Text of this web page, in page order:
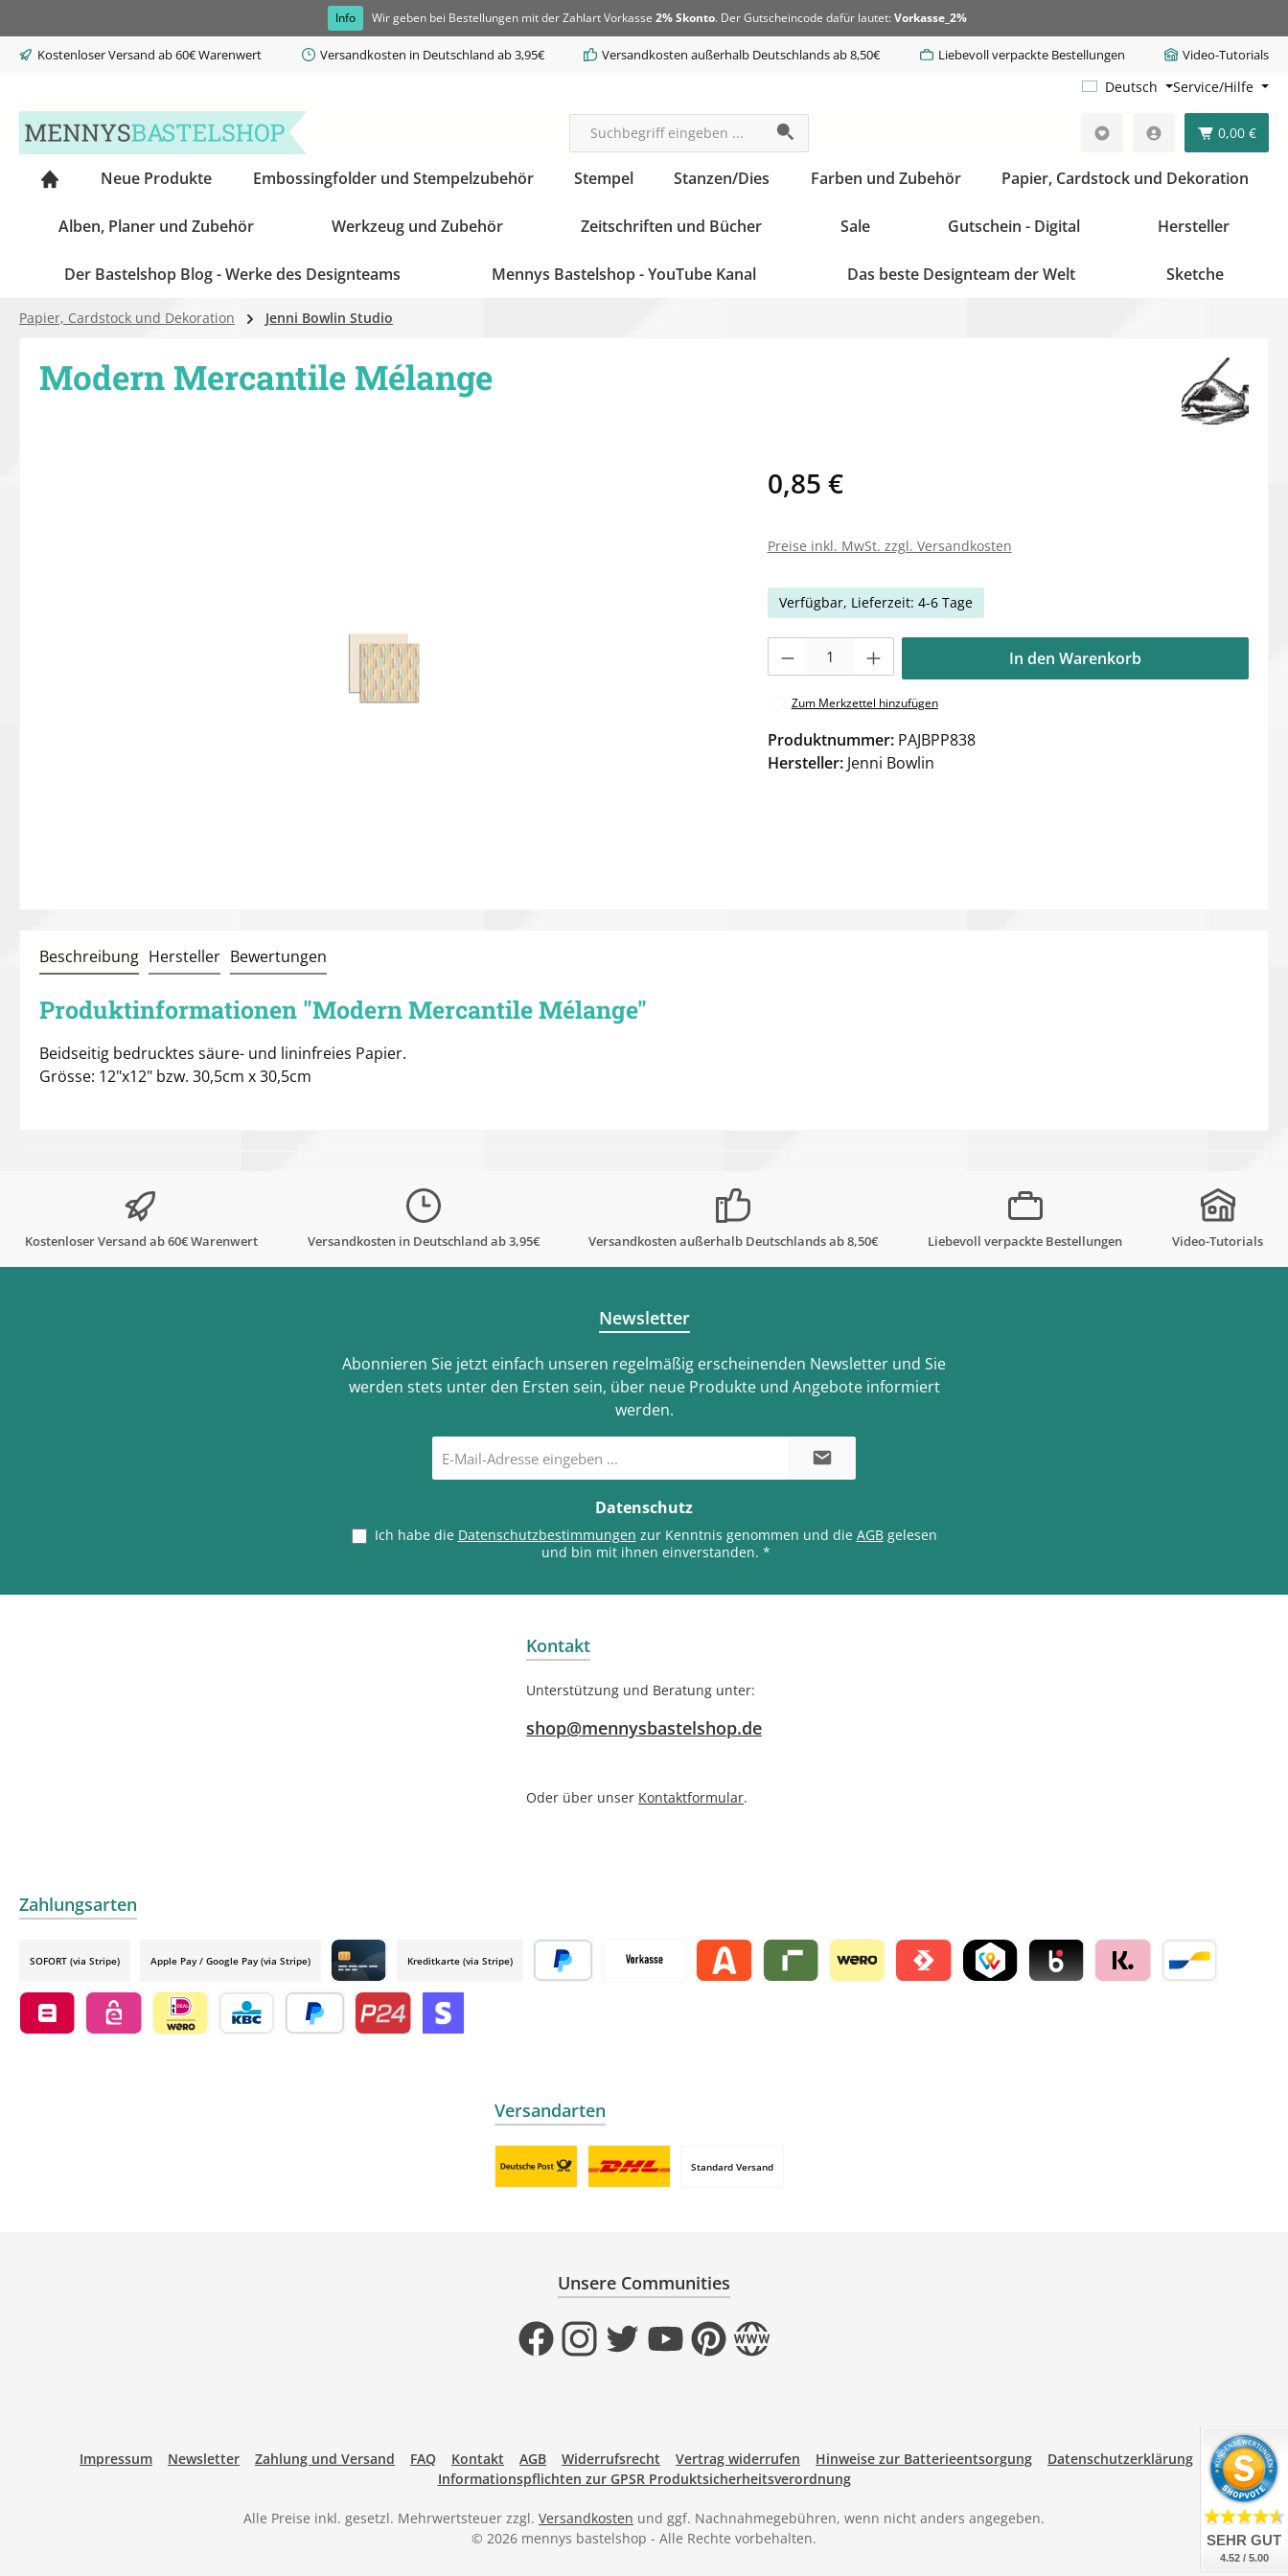
Info Wir geben bei Bestellungen mit der Zahlart Vorkasse 2% Skonto. Der Gutscheincode dafür lautet: Vorkasse_2%
Kostenloser Versand ab 60€ Warenwert Versandkosten in Deutschland ab 3,95€ Versandkosten außerhalb Deutschlands ab 8,50€ Liebevoll verpackte Bestellungen Video-Tutorials
Deutsch Service/Hilfe
0,00 €
Neue Produkte Embossingfolder und Stempelzubehör Stempel Stanzen/Dies Farben und Zubehör Papier, Cardstock und Dekoration
Alben, Planer und Zubehör Werkzeug und Zubehör Zeitschriften und Bücher Sale Gutschein - Digital Hersteller
Der Bastelshop Blog - Werke des Designteams Mennys Bastelshop - YouTube Kanal Das beste Designteam der Welt Sketche
Papier, Cardstock und Dekoration Jenni Bowlin Studio
Modern Mercantile Mélange
0,85 €
Preise inkl. MwSt. zzgl. Versandkosten
Verfügbar, Lieferzeit: 4-6 Tage
In den Warenkorb
Zum Merkzettel hinzufügen
Produktnummer: PAJBPP838
Hersteller: Jenni Bowlin
Beschreibung Hersteller Bewertungen
Produktinformationen "Modern Mercantile Mélange"
Beidseitig bedrucktes säure- und lininfreies Papier.
Grösse: 12"x12" bzw. 30,5cm x 30,5cm
Kostenloser Versand ab 60€ Warenwert Versandkosten in Deutschland ab 3,95€ Versandkosten außerhalb Deutschlands ab 8,50€ Liebevoll verpackte Bestellungen Video-Tutorials
Newsletter
Abonnieren Sie jetzt einfach unseren regelmäßig erscheinenden Newsletter und Sie
werden stets unter den Ersten sein, über neue Produkte und Angebote informiert
werden.
Mail-
Adresse
Datenschutz
Ich habe die Datenschutzbestimmungen zur Kenntnis genommen und die AGBgelesen
und bin mit ihnen einverstanden. *
Kontakt
Unterstützung und Beratung unter:
shop@mennysbastelshop.de
Oder über unser Kontaktformular.
Zahlungsarten
SOFORT (via Stripe) Apple Pay / Google Pay (via Stripe)
Credit card by mollie
Kreditkarte (via Stripe)
Versandarten
Standard Versand
Unsere Communities
FacebookInstagramTwitterYouTubePinterestWebsite
Impressum Newsletter Zahlung und Versand FAQ Kontakt AGB Widerrufsrecht Vertrag widerrufen Hinweise zur Batterieentsorgung
Datenschutzerklärung
Informationspflichten zur GPSR Produktsicherheitsverordnung
Alle Preise inkl. gesetzl. Mehrwertsteuer zzgl. Versandkosten und ggf. Nachnahmegebühren, wenn nicht anders angegeben.
© 2026 mennys bastelshop - Alle Rechte vorbehalten.
SEHR GUT
4.52 / 5.00